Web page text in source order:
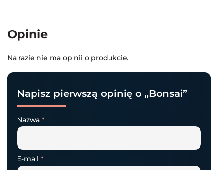
Opinie
Na razie nie ma opinii o produkcie.
Napisz pierwszą opinię o „Bonsai”
Nazwa *
E-mail *